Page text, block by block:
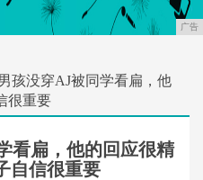
广告
孩没穿AJ被同学看扁，他
很重要
看扁，他的回应很精
自信很重要